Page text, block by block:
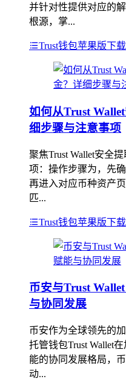
并针对性提供对应的
根源，掌...
Trust钱包苹果版下载
如何从Trust
细步骤与注意事项
聚焦Trust Wallet安全
项：操作步骤为，先
再进入对应币种资产
匹...
Trust钱包苹果版下载
币安与Trust
与协同发展
币安作为全球领先的
托管钱包Trust Wallet
能的协同发展格局，
动...